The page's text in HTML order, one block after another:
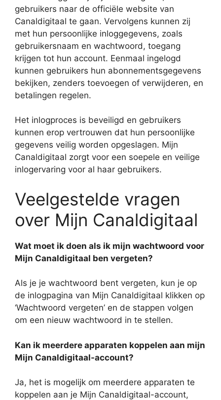
gebruikers naar de officiële website van
Canaldigitaal te gaan. Vervolgens kunnen zij
met hun persoonlijke inloggegevens, zoals
gebruikersnaam en wachtwoord, toegang
krijgen tot hun account. Eenmaal ingelogd
kunnen gebruikers hun abonnementsgegevens
bekijken, zenders toevoegen of verwijderen, en
betalingen regelen.
Het inlogproces is beveiligd en gebruikers
kunnen erop vertrouwen dat hun persoonlijke
gegevens veilig worden opgeslagen. Mijn
Canaldigitaal zorgt voor een soepele en veilige
inlogervaring voor al haar gebruikers.
Veelgestelde vragen
over Mijn Canaldigitaal
Wat moet ik doen als ik mijn wachtwoord voor
Mijn Canaldigitaal ben vergeten?
Als je je wachtwoord bent vergeten, kun je op
de inlogpagina van Mijn Canaldigitaal klikken op
‘Wachtwoord vergeten’ en de stappen volgen
om een nieuw wachtwoord in te stellen.
Kan ik meerdere apparaten koppelen aan mijn
Mijn Canaldigitaal-account?
Ja, het is mogelijk om meerdere apparaten te
koppelen aan je Mijn Canaldigitaal-account,